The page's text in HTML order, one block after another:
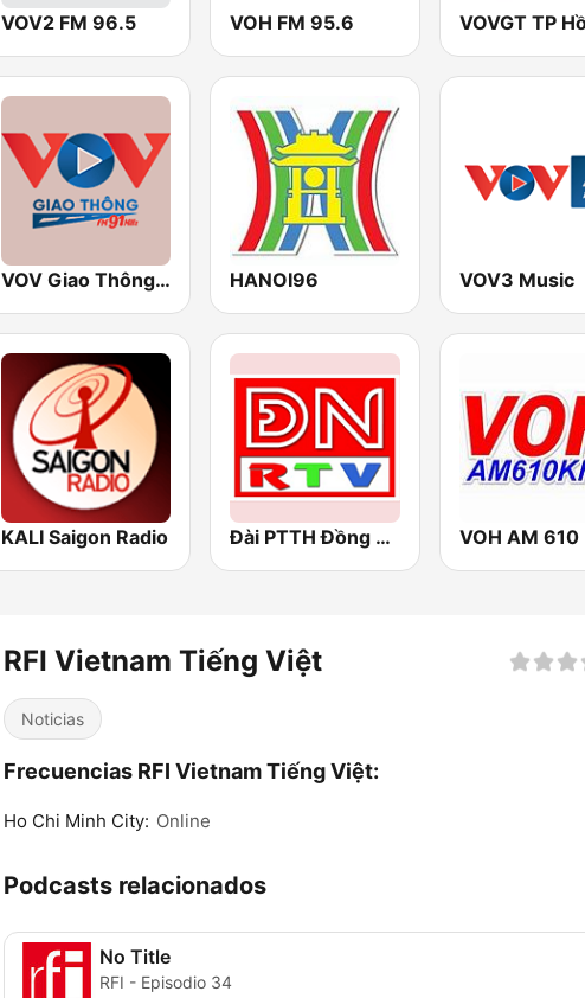
VOV2 FM 96.5 VOH FM 95.6
VOV Giao Thông Hà Nội HANOI96 VOV3 Music
KALI Saigon Radio Đài PTTH Đồng Nai VOH AM 610
RFI Vietnam Tiếng Việt
Noticias
Frecuencias RFI Vietnam Tiếng Việt:
Ho Chi Minh City: Online
Podcasts relacionados
No Title
RFI - Episodio 34